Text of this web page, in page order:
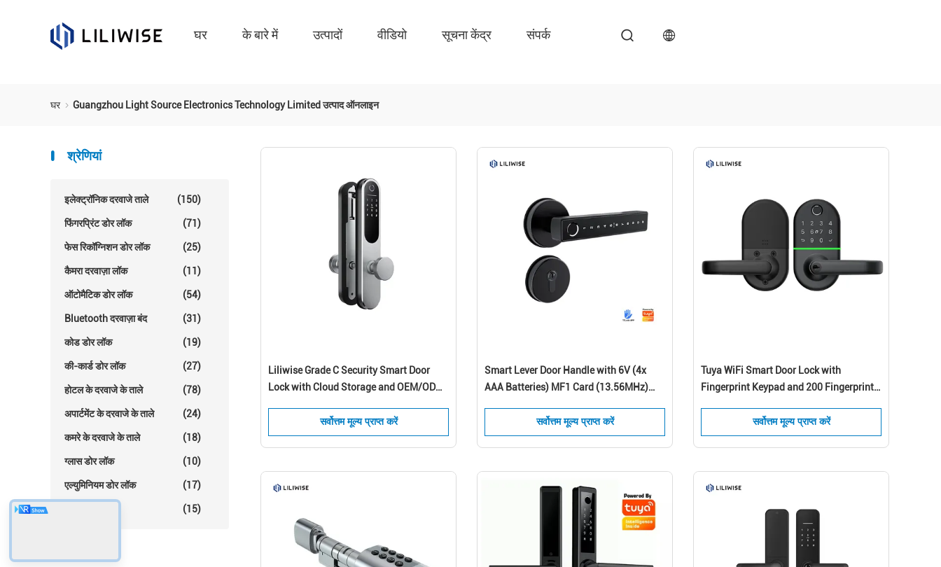
घर के बारे में उत्पादों वीडियो सूचना केंद्र संपर्क
घर Guangzhou Light Source Electronics Technology Limited उत्पाद ऑनलाइन
श्रेणियां
इलेक्ट्रॉनिक दरवाजे ताले (150)
फिंगरप्रिंट डोर लॉक (71)
फेस रिकॉग्निशन डोर लॉक (25)
कैमरा दरवाज़ा लॉक (11)
ऑटोमैटिक डोर लॉक (54)
Bluetooth दरवाज़ा बंद (31)
कोड डोर लॉक (19)
की-कार्ड डोर लॉक (27)
होटल के दरवाजे के ताले (78)
अपार्टमेंट के दरवाजे के ताले (24)
कमरे के दरवाजे के ताले (18)
ग्लास डोर लॉक (10)
एल्युमिनियम डोर लॉक (17)
(15)
Liliwise Grade C Security Smart Door
Lock with Cloud Storage and OEM/ODM
सर्वोत्तम मूल्य प्राप्त करें
Smart Lever Door Handle with 6V (4x
AAA Batteries) MF1 Card (13.56MHz)
सर्वोत्तम मूल्य प्राप्त करें
Tuya WiFi Smart Door Lock with
Fingerprint Keypad and 200 Fingerprint
सर्वोत्तम मूल्य प्राप्त करें